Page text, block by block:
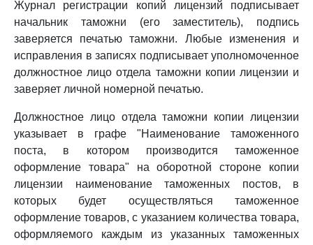
Журнал регистрации копий лицензий подписывает
начальник таможни (его заместитель), подпись
заверяется печатью таможни. Любые изменения и
исправления в записях подписывает уполномоченное
должностное лицо отдела таможни копии лицензии и
заверяет личной номерной печатью.
Должностное лицо отдела таможни копии лицензии
указывает в графе "Наименование таможенного
поста, в котором производится таможенное
оформление товара" на оборотной стороне копии
лицензии наименование таможенных постов, в
которых будет осуществляться таможенное
оформление товаров, с указанием количества товара,
оформляемого каждым из указанных таможенных